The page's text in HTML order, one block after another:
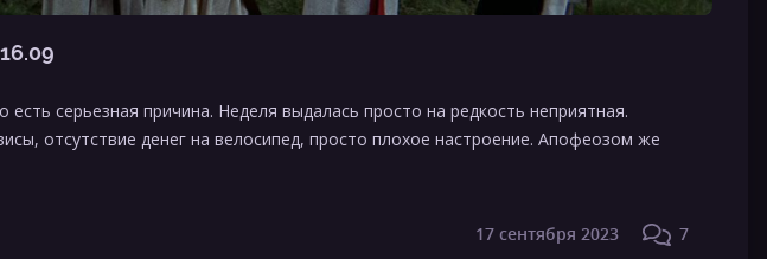
серьезная причина. Неделя выдалась просто на редкость неприятная.
отсутствие денег на велосипед, просто плохое настроение. Апофеозом же
17 сентября 2023 7